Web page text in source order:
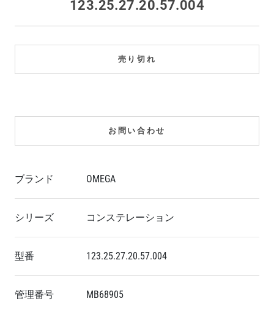
123.25.27.20.57.004
売り切れ
お問い合わせ
ブランド OMEGA
シリーズ コンステレーション
型番 123.25.27.20.57.004
管理番号 MB68905